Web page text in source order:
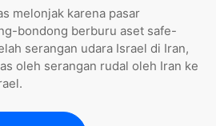
melonjak karena pasar
bondong berburu aset safe-
serangan udara Israel di Iran,
oleh serangan rudal oleh Iran ke